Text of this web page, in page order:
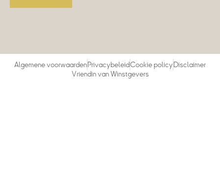
Algemene voorwaardenPrivacybeleidCookie policyDisclaimer
Vriendin van Winstgevers